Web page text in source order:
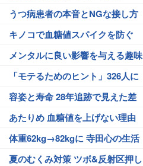
うつ病患者の本音とNGな接し方
キノコで血糖値スパイクを防ぐ
メンタルに良い影響を与える趣味
「モテるためのヒント」326人に
容姿と寿命 28年追跡で見えた差
あたりめ 血糖値を上げない理由
体重62kg→82kgに 寺田心の生活
夏のむくみ対策 ツボ&反射区押し